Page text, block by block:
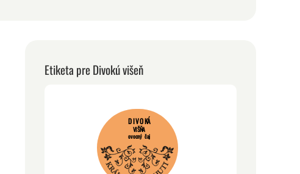
Etiketa pre Divokú višeň
DIVOKÁ
VIŠŇA
ovocný čaj